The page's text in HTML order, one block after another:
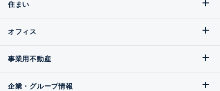
住まい
オフィス
事業用不動産
企業・グループ情報